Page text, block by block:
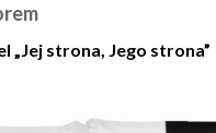
„Jej strona, Jego strona”